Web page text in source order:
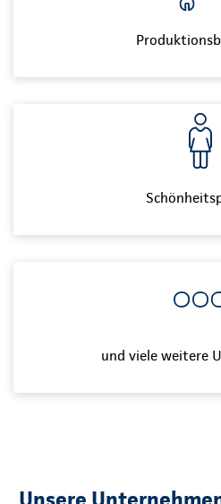
und viele weitere
Unsere